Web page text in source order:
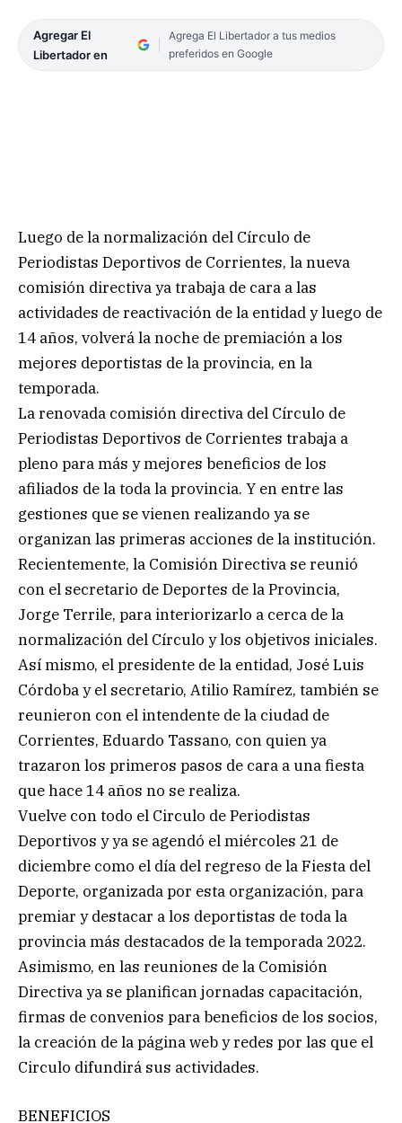
Agregar El
Libertador en
Agrega El Libertador a tus medios
preferidos en Google
Luego de la normalización del Círculo de
Periodistas Deportivos de Corrientes, la nueva
comisión directiva ya trabaja de cara a las
actividades de reactivación de la entidad y luego de
14 años, volverá la noche de premiación a los
mejores deportistas de la provincia, en la
temporada.
La renovada comisión directiva del Círculo de
Periodistas Deportivos de Corrientes trabaja a
pleno para más y mejores beneficios de los
afiliados de la toda la provincia. Y en entre las
gestiones que se vienen realizando ya se
organizan las primeras acciones de la institución.
Recientemente, la Comisión Directiva se reunió
con el secretario de Deportes de la Provincia,
Jorge Terrile, para interiorizarlo a cerca de la
normalización del Círculo y los objetivos iniciales.
Así mismo, el presidente de la entidad, José Luis
Córdoba y el secretario, Atilio Ramírez, también se
reunieron con el intendente de la ciudad de
Corrientes, Eduardo Tassano, con quien ya
trazaron los primeros pasos de cara a una fiesta
que hace 14 años no se realiza.
Vuelve con todo el Circulo de Periodistas
Deportivos y ya se agendó el miércoles 21 de
diciembre como el día del regreso de la Fiesta del
Deporte, organizada por esta organización, para
premiar y destacar a los deportistas de toda la
provincia más destacados de la temporada 2022.
Asimismo, en las reuniones de la Comisión
Directiva ya se planifican jornadas capacitación,
firmas de convenios para beneficios de los socios,
la creación de la página web y redes por las que el
Circulo difundirá sus actividades.
BENEFICIOS